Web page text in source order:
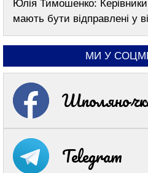
Юлія Тимошенко:
мають бути відправлені у
МИ У
Telegram